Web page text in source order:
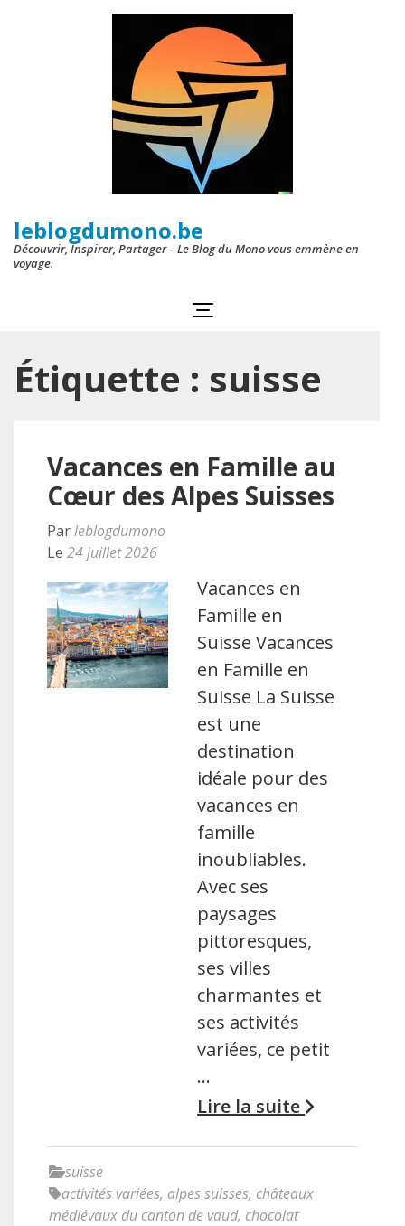
leblogdumono.be
Découvrir, Inspirer, Partager – Le Blog du Mono vous emmène en
voyage.
Étiquette : suisse
Vacances en Famille au
Cœur des Alpes Suisses
Parleblogdumono
Le 24 juillet 2026
Vacances en
Famille en
Suisse Vacances
en Famille en
Suisse La Suisse
est une
destination
idéale pour des
vacances en
famille
inoubliables.
Avec ses
paysages
pittoresques,
ses villes
charmantes et
ses activités
variées, ce petit
…
Lire la suite
suisse
activités variées, alpes suisses, châteaux
médiévaux du canton de vaud, chocolat